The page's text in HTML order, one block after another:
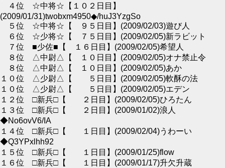
４位 ☆中将☆【１０２日目】
(2009/01/31)twobxm4950◆/huJ3YzgSo
５位 ☆中将☆【 ９５日目】(2009/02/03)遊び人
６位 ☆少将☆【 ７５日目】(2009/02/05)新ラビット
７位 ■少佐■【 １６日目】(2009/02/05)希望人
８位 △中尉△【 １０日目】(2009/02/05)オナ禁止令
８位 △中尉△【 １０日目】(2009/02/05)あか
１０位 △少尉△【 ５日目】(2009/02/05)軟酥の法
１０位 △少尉△【 ５日目】(2009/02/05)エデン
１２位 □新兵□【 ２日目】(2009/02/05)ひろたん
１３位 □新兵□【 ２日目】(2009/01/02)浪人
◆No6ovV6/IA
１４位 □新兵□【 １日目】(2009/02/04)うわーい
◆Q3YPxlhh92
１５位 □新兵□【 １日目】(2009/01/25)flow
１６位 □新兵□【 １日目】(2009/01/17)升欠升蔵